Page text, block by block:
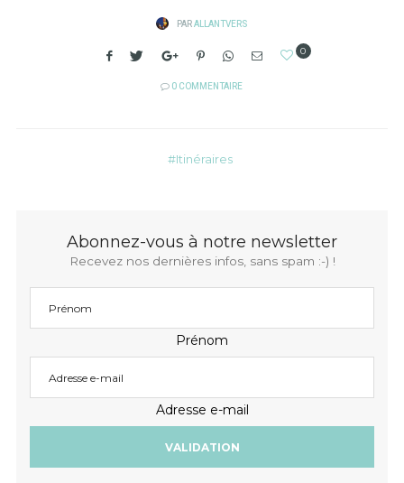
PARALLANTVERS
0
0 COMMENTAIRE
Itinéraires
Abonnez-vous à notre newsletter
Recevez nos dernières infos, sans spam :-) !
Prénom
Adresse e-mail